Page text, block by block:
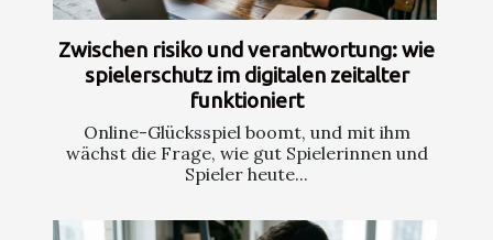
Zwischen risiko und verantwortung: wie
spielerschutz im digitalen zeitalter
funktioniert
Online-Glücksspiel boomt, und mit ihm
wächst die Frage, wie gut Spielerinnen und
Spieler heute...